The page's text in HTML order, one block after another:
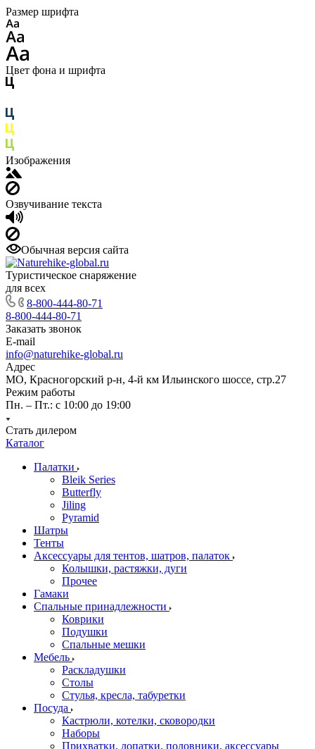
Размер шрифта
Цвет фона и шрифта
Изображения
Озвучивание текста
Обычная версия сайта
Туристическое снаряжение
для всех
8-800-444-80-71
8-800-444-80-71
Заказать звонок
E-mail
info@naturehike-global.ru
Адрес
МО, Красногорский р-н, 4-й км Ильинского шоссе, стр.27
Режим работы
Пн. – Пт.: с 10:00 до 19:00
Стать дилером
Каталог
Палатки
Bleik Series
Butterfly
Jiling
Pyramid
Шатры
Тенты
Аксессуары для тентов, шатров, палаток
Колышки, растяжки, дуги
Прочее
Гамаки
Спальные принадлежности
Коврики
Подушки
Спальные мешки
Мебель
Раскладушки
Столы
Стулья, кресла, табуретки
Посуда
Кастрюли, котелки, сковородки
Наборы
Прихватки, лопатки, половники, аксессуары